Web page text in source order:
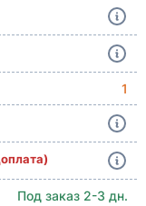
1
Под заказ 2-3 дн.